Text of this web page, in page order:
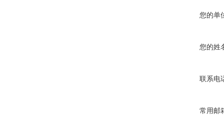
您的单
您的姓
联系电
常用邮